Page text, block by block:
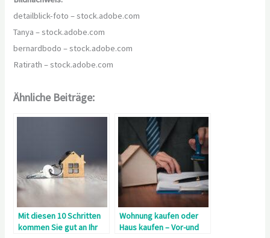
detailblick-foto – stock.adobe.com
Tanya – stock.adobe.com
bernardbodo – stock.adobe.com
Ratirath – stock.adobe.com
Ähnliche Beiträge:
Mit diesen 10 Schritten
kommen Sie gut an Ihr
Wohnung kaufen oder
Haus kaufen – Vor-und